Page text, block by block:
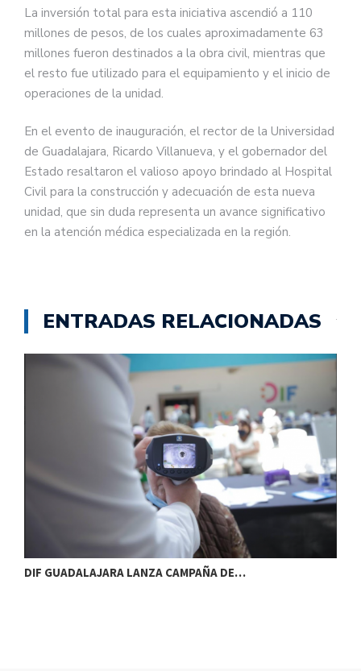
La inversión total para esta iniciativa ascendió a 110
millones de pesos, de los cuales aproximadamente 63
millones fueron destinados a la obra civil, mientras que
el resto fue utilizado para el equipamiento y el inicio de
operaciones de la unidad.
En el evento de inauguración, el rector de la Universidad
de Guadalajara, Ricardo Villanueva, y el gobernador del
Estado resaltaron el valioso apoyo brindado al Hospital
Civil para la construcción y adecuación de esta nueva
unidad, que sin duda representa un avance significativo
en la atención médica especializada en la región.
ENTRADAS RELACIONADAS
DIF GUADALAJARA LANZA CAMPAÑA DE…